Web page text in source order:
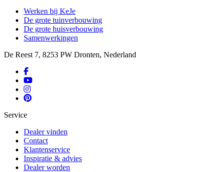
Werken bij KeJe
De grote tuinverbouwing
De grote huisverbouwing
Samenwerkingen
De Reest 7, 8253 PW Dronten, Nederland
Service
Dealer vinden
Contact
Klantenservice
Inspiratie & advies
Dealer worden